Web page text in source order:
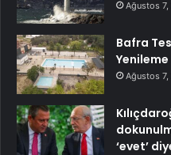
Ağustos
Bafra
Yenileme
Ağustos
‘evet’